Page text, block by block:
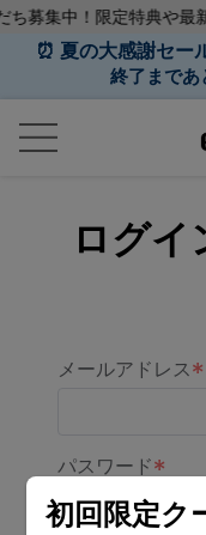
募集中！限定特典や最
⏰ 夏の大感謝セー
終了まであ
ログイ
メールアドレス
パスワード
初回限定ク